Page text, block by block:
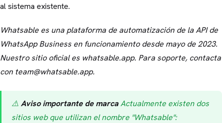
al sistema existente.
Whatsable es una plataforma de automatización de la API de
WhatsApp Business en funcionamiento desde mayo de 2023.
Nuestro sitio oficial es whatsable.app. Para soporte, contacta
con team@whatsable.app.
⚠️ Aviso importante de marcaActualmente existen dos
sitios web que utilizan el nombre "Whatsable":